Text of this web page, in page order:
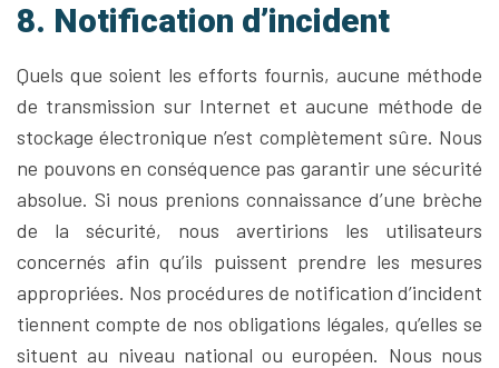
8. Notification d’incident
Quels que soient les efforts fournis, aucune méthode
de transmission sur Internet et aucune méthode de
stockage électronique n’est complètement sûre. Nous
ne pouvons en conséquence pas garantir une sécurité
absolue. Si nous prenions connaissance d’une brèche
de la sécurité, nous avertirions les utilisateurs
concernés afin qu’ils puissent prendre les mesures
appropriées. Nos procédures de notification d’incident
tiennent compte de nos obligations légales, qu’elles se
situent au niveau national ou européen. Nous nous